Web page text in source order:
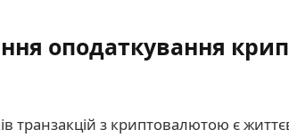
оподаткування
транзакцій з криптовалютою є